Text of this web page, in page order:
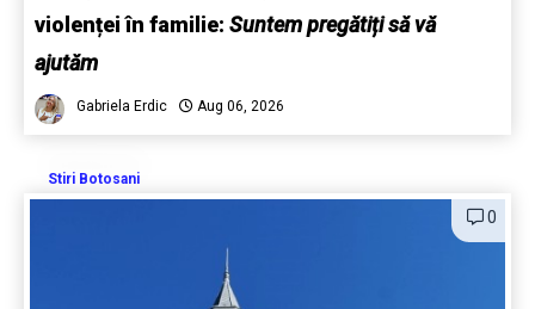
violenței în familie: Suntem pregătiți să vă
ajutăm
Gabriela Erdic Aug 06, 2026
Stiri Botosani
0